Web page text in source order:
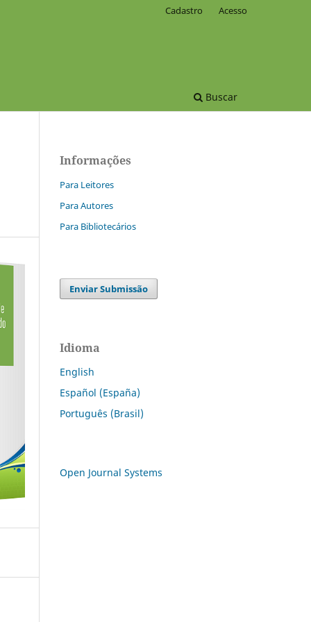
Buscar
Cadastro Acesso
Informações
Para Leitores
Para Autores
Para Bibliotecários
Enviar Submissão
Idioma
English
Español (España)
Português (Brasil)
Open Journal Systems